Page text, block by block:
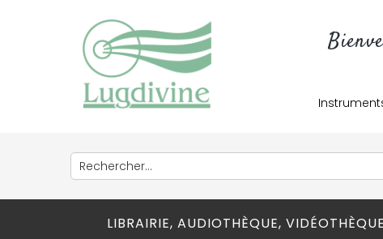
LIBRAIRIE, AUDIOTHÈQUE, VIDÉOTHÈQUE